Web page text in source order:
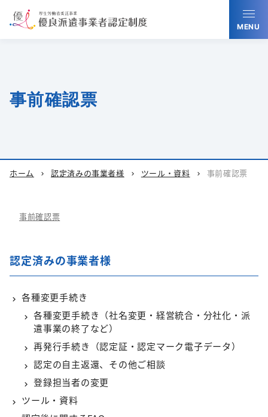
MENU
事前確認票
ホーム chevron_right 認定済みの事業者様 chevron_right ツール・資料 chevron_right 事前確認票
事前確認票
認定済みの事業者様
各種変更手続き
各種変更手続き（社名変更・経営統合・分社化・派
遣事業の終了など）
再発行手続き（認定証・認定マーク電子データ）
認定の自主返還、その他ご相談
登録担当者の変更
ツール・資料